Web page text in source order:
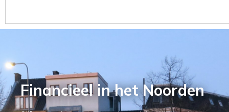
Financieel in het Noorden